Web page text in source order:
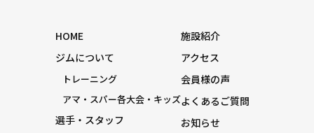
HOME
ジムについて
トレーニング
アマ・スパー各大会・キッズ
選手・スタッフ
施設紹介
アクセス
会員様の声
よくあるご質問
お知らせ